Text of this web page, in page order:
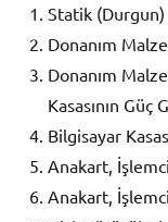
Statik
Donanım
Donanım
Kasasının Güç
Bilgisayar
Anakart,
Anakart,